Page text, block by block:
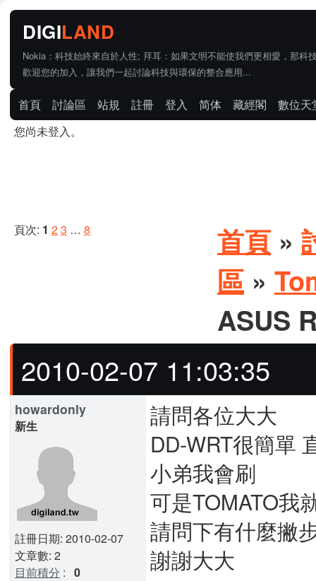
Nokia：科技始終來自於人性; 拜耳：如果文明不能使我們更相愛，那科
歡迎您的加入，讓我們一起討論科技與環保的整合應用...
首頁 討論區 站規 註冊 登入 简体 藏經閣
數位天
您尚未登入。
頁次: 1 23 … 8 首頁 »
區 »
ASUS
2010-02-07 11:03:35
howardonly
新生
註冊日期: 2010-02-07
文章數: 2
目前積分 : 0
請問各位大大
DD-WRT很簡單
小弟我會刷
可是TOMATO我
請問下有什麼撇
謝謝大大